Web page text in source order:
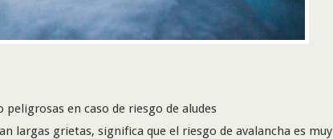
en caso de riesgo de aludes
largas grietas, significa que el riesgo de avalancha es muy